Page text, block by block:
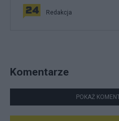
Redakcja
Komentarze
POKAŻ